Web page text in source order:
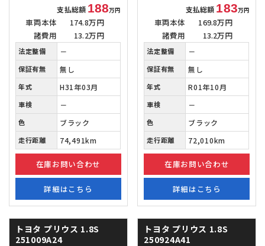
支払総額 188万円
車両本体
174.8万円
諸費用
13.2万円
法定整備 －
保証有無 無し
年式 H31年03月
車検 －
色 ブラック
走行距離 74,491km
在庫お問い合わせ
詳細はこちら
支払総額 183万円
車両本体
169.8万円
諸費用
13.2万円
法定整備 －
保証有無 無し
年式 R01年10月
車検 －
色 ブラック
走行距離 72,010km
在庫お問い合わせ
詳細はこちら
トヨタ プリウス 1.8S
251009A24
トヨタ プリウス 1.8S
250924A41